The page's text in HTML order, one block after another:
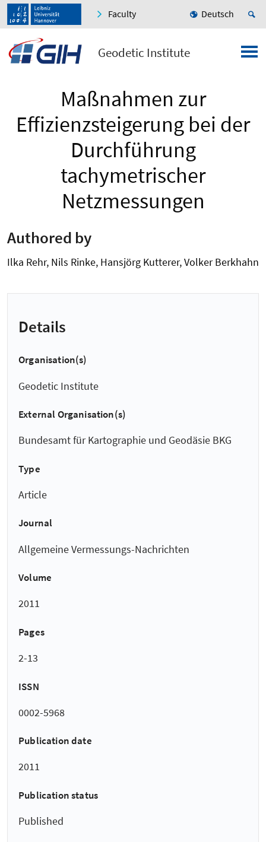
Faculty Deutsch
Geodetic Institute
Maßnahmen zur
Effizienzsteigerung bei der
Durchführung
tachymetrischer
Netzmessungen
Authored by
Ilka Rehr, Nils Rinke, Hansjörg Kutterer, Volker Berkhahn
Details
Organisation(s)
Geodetic Institute
External Organisation(s)
Bundesamt für Kartographie und Geodäsie BKG
Type
Article
Journal
Allgemeine Vermessungs-Nachrichten
Volume
2011
Pages
2-13
ISSN
0002-5968
Publication date
2011
Publication status
Published